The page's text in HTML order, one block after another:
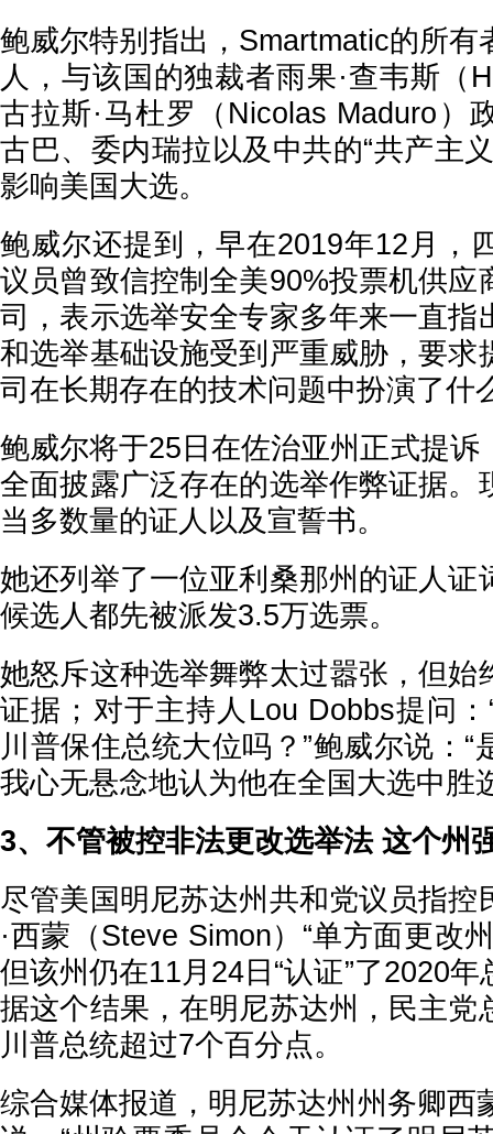
鲍威尔特别指出，Smartmatic的所有
人，与该国的独裁者雨果·查韦斯（
古拉斯·马杜罗（Nicolas Maduro）
古巴、委内瑞拉以及中共的“共产主
影响美国大选。
鲍威尔还提到，早在2019年12月，
议员曾致信控制全美90%投票机供应
司，表示选举安全专家多年来一直指
和选举基础设施受到严重威胁，要求
司在长期存在的技术问题中扮演了什
鲍威尔将于25日在佐治亚州正式提诉
全面披露广泛存在的选举作弊证据。
当多数量的证人以及宣誓书。
她还列举了一位亚利桑那州的证人证
候选人都先被派发3.5万选票。
她怒斥这种选举舞弊太过嚣张，但始
证据；对于主持人Lou Dobbs提问
川普保住总统大位吗？”鲍威尔说：
我心无悬念地认为他在全国大选中胜
3、不管被控非法更改选举法 这个州
尽管美国明尼苏达州共和党议员指控
·西蒙（Steve Simon）“单方面更改
但该州仍在11月24日“认证”了2020
据这个结果，在明尼苏达州，民主党
川普总统超过7个百分点。
综合媒体报道，明尼苏达州州务卿西